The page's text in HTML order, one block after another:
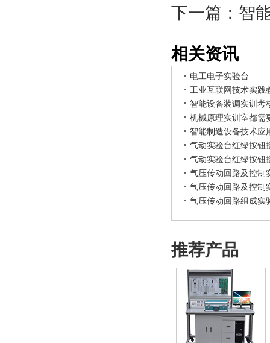
下一篇： 智
相关资讯
电工电子实验台
工业互联网技术实践
智能设备装调实训考
机械原理实训室都需
智能制造设备技术应
气动实验台红绿按钮
气动实验台红绿按钮
气压传动回路及控制
气压传动回路及控制
气压传动回路组成实
推荐产品